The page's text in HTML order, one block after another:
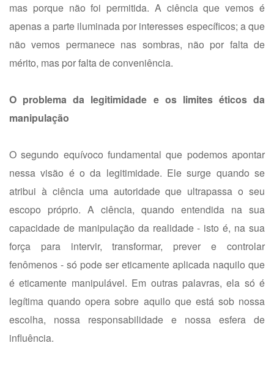
mas porque não foi permitida. A ciência que vemos é
apenas a parte iluminada por interesses específicos; a que
não vemos permanece nas sombras, não por falta de
mérito, mas por falta de conveniência.
O problema da legitimidade e os limites éticos da
manipulação
O segundo equívoco fundamental que podemos apontar
nessa visão é o da legitimidade. Ele surge quando se
atribui à ciência uma autoridade que ultrapassa o seu
escopo próprio. A ciência, quando entendida na sua
capacidade de manipulação da realidade - isto é, na sua
força para intervir, transformar, prever e controlar
fenômenos - só pode ser eticamente aplicada naquilo que
é eticamente manipulável. Em outras palavras, ela só é
legítima quando opera sobre aquilo que está sob nossa
escolha, nossa responsabilidade e nossa esfera de
influência.